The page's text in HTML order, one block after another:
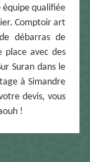
équipe qualifiée
Comptoir art
débarras de
avec des
Suran dans le
à Simandre
devis, vous
!